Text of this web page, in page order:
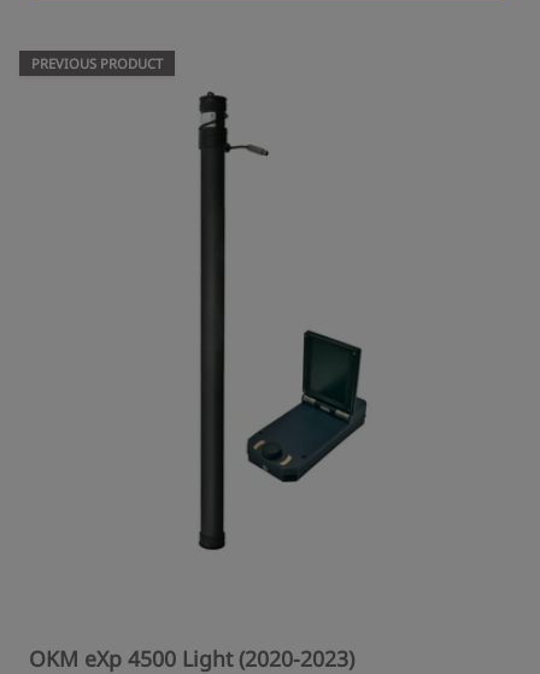
PREVIOUS PRODUCT
OKM eXp 4500 Light (2020-2023)